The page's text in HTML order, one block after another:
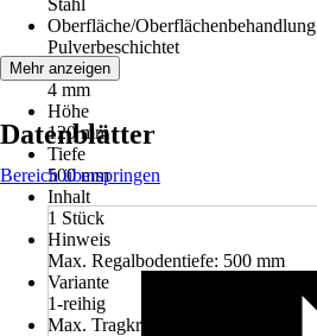
Stahl
Oberfläche/Oberflächenbehandlung
Pulverbeschichtet
Breite
4 mm
Höhe
120 mm
Tiefe
500 mm
Inhalt
1 Stück
Hinweis
Max. Regalbodentiefe: 500 mm
Variante
1-reihig
Max. Tragkraft
Mehr anzeigen
Datenblätter
Bereich überspringen